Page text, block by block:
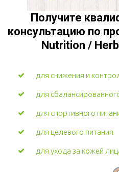
Получите
консультацию по
Nutrition /
для снижения и
для
для спортивного
для целевого питания
для ухода за кожей